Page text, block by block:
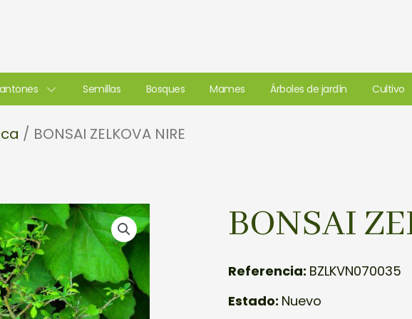
Semillas Bosques Mames Árboles de jardín Cultivo
/ BONSAI ZELKOVA NIRE
BONSAI
Referencia: BZLKVN070035
Estado: Nuevo